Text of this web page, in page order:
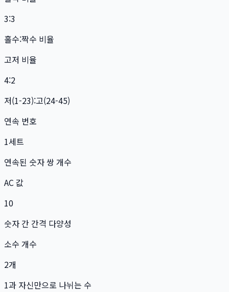
3:3
홀수:짝수 비율
고저 비율
4:2
저(1-23):고(24-45)
연속 번호
1세트
연속된 숫자 쌍 개수
AC 값
10
숫자 간 간격 다양성
소수 개수
2개
1과 자신만으로 나뉘는 수